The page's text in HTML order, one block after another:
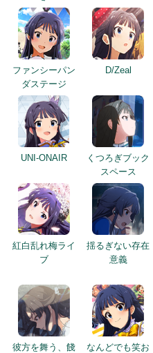
ファンシーパン
ダステージ
D/Zeal
UNI-ONAIR
くつろぎブック
スペース
紅白乱れ梅ライ
ブ
揺るぎない存在
意義
彼方を舞う、餞 なんどでも笑お